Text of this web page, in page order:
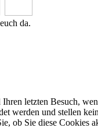
da.
letzten Besuch,
werden und stellen
ob Sie diese Cookies